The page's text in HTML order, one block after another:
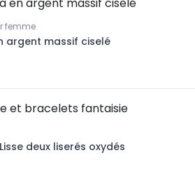
femme
argent massif ciselé
deux liserés oxydés